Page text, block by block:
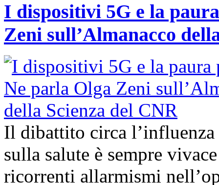
I dispositivi 5G e la
Zeni sull’Almanacco
Il dibattito circa
sulla salute è sempre
ricorrenti allarmismi